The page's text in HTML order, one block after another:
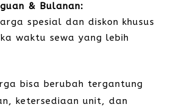
& Bulanan:
spesial dan diskon khusus
waktu sewa yang lebih
bisa berubah tergantung
ketersediaan unit, dan